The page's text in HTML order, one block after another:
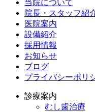
当院について
院長・スタッフ紹
医院案内
設備紹介
採用情報
お知らせ
ブログ
プライバシーポリ
診療案内
むし歯治療